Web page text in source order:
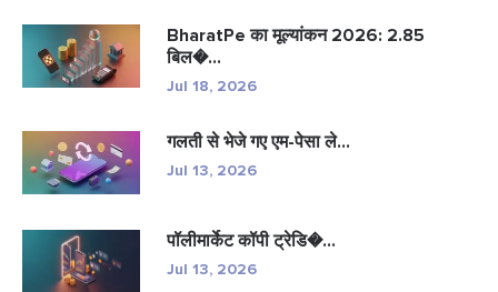
BharatPe का मूल्यांकन 2026: 2.85
बिल�...
Jul 18, 2026
गलती से भेजे गए एम-पेसा ले...
Jul 13, 2026
पॉलीमार्केट कॉपी ट्रेडि�...
Jul 13, 2026